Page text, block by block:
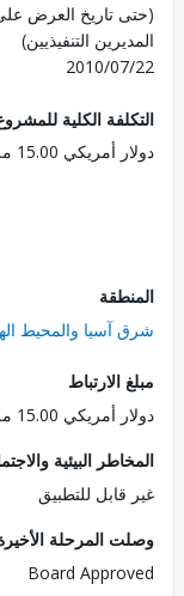
تاريخ العرض على مجلس
التنفيذيين)
2010/
الكلية للمشروع1
15.00 مليون
والمحيط الهادئ
15.00 مليون
البيئية والاجتماعية
للتطبيق
المرحلة الأخيرة
Board